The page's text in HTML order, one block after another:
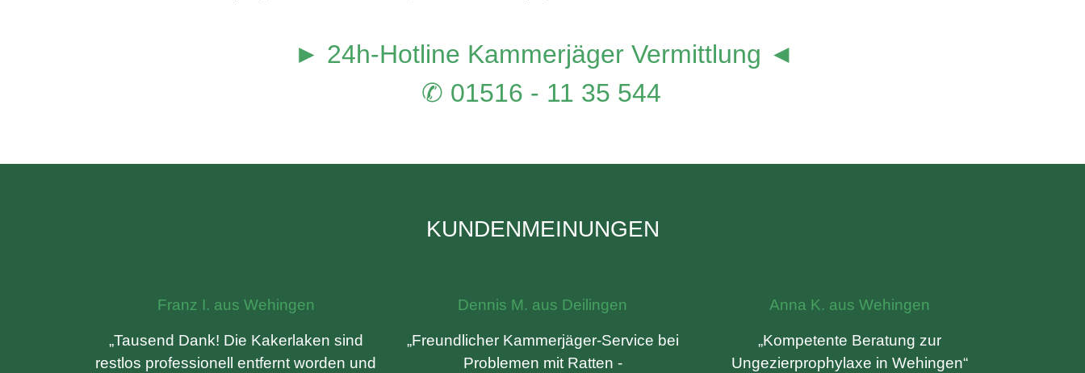
► 24h-Hotline Kammerjäger Vermittlung ◄
✆ 01516 - 11 35 544
KUNDENMEINUNGEN
Franz I. aus Wehingen
„Tausend Dank! Die Kakerlaken sind
restlos professionell entfernt worden und
Dennis M. aus Deilingen
„Freundlicher Kammerjäger-Service bei
Problemen mit Ratten -
Anna K. aus Wehingen
„Kompetente Beratung zur
Ungezierprophylaxe in Wehingen“